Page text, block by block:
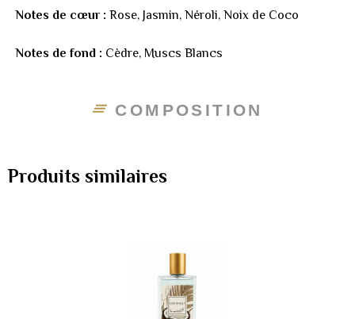
Notes de cœur : Rose, Jasmin, Néroli, Noix de Coco
Notes de fond : Cèdre, Muscs Blancs
COMPOSITION
Produits similaires